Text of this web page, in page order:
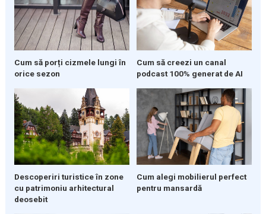
Cum să porți cizmele lungi în
orice sezon
Cum să creezi un canal
podcast 100% generat de AI
Descoperiri turistice în zone
cu patrimoniu arhitectural
deosebit
Cum alegi mobilierul perfect
pentru mansardă